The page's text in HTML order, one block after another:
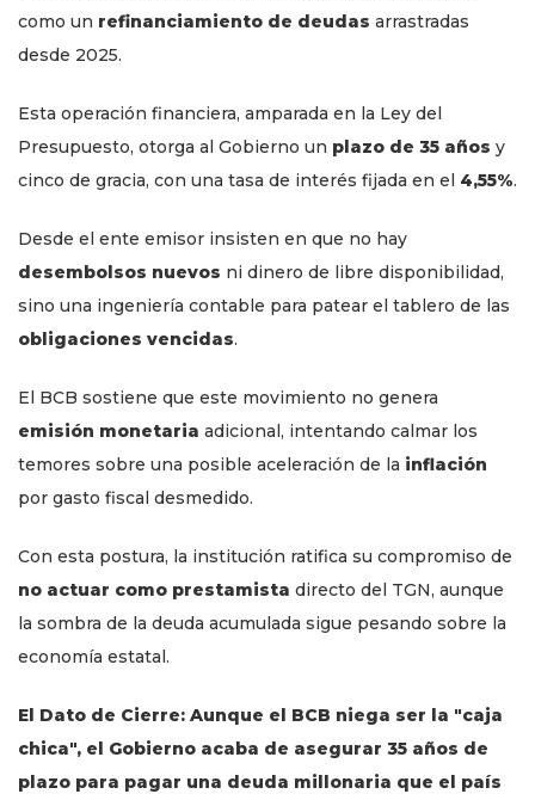
como un refinanciamiento de deudas arrastradas
desde 2025.
Esta operación financiera, amparada en la Ley del
Presupuesto, otorga al Gobierno un plazo de 35 años y
cinco de gracia, con una tasa de interés fijada en el 4,55%.
Desde el ente emisor insisten en que no hay
desembolsos nuevos ni dinero de libre disponibilidad,
sino una ingeniería contable para patear el tablero de las
obligaciones vencidas.
El BCB sostiene que este movimiento no genera
emisión monetaria adicional, intentando calmar los
temores sobre una posible aceleración de la inflación
por gasto fiscal desmedido.
Con esta postura, la institución ratifica su compromiso de
no actuar como prestamista directo del TGN, aunque
la sombra de la deuda acumulada sigue pesando sobre la
economía estatal.
El Dato de Cierre: Aunque el BCB niega ser la "caja
chica", el Gobierno acaba de asegurar 35 años de
plazo para pagar una deuda millonaria que el país